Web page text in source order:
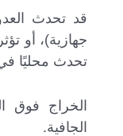
قد تحدث
جهازية)، أو
تحدث محليًا
الخراج فوق
الجافية.